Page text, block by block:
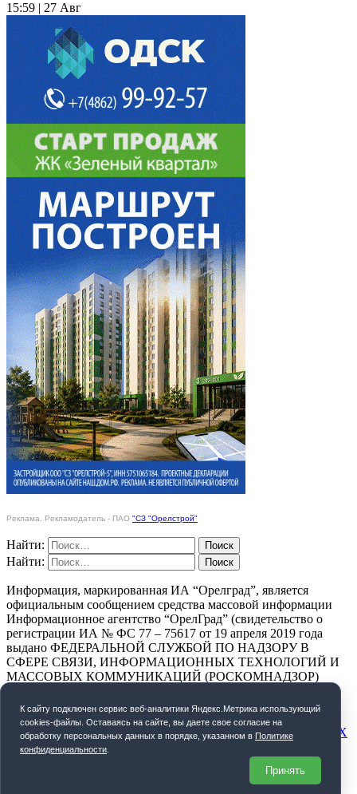
15:59 | 27 Авг
Реклама. Рекламодатель - ПАО "СЗ "Орелстрой"
Найти:
Найти:
Информация, маркированная ИА “Орелград”, является
официальным сообщением средства массовой информации
Информационное агентство “ОрелГрад” (свидетельство о
регистрации ИА № ФС 77 – 75617 от 19 апреля 2019 года
выдано ФЕДЕРАЛЬНОЙ СЛУЖБОЙ ПО НАДЗОРУ В
СФЕРЕ СВЯЗИ, ИНФОРМАЦИОННЫХ ТЕХНОЛОГИЙ И
МАССОВЫХ КОММУНИКАЦИЙ (РОСКОМНАДЗОР)
ПОЛИТИКА КОНФИДЕНЦИАЛЬНОСТИ
СОГЛАСИЕ НА ОБРАБОТКУ ПЕРСОНАЛЬНЫХ ДАННЫХ
К cайту подключен сервис веб-аналитики Яндекс.Метрика использующий
cookies-файлы. Оставаясь на сайте, вы даете свое согласие на
обработку персональных данных в порядке, указанном в Политике
конфиденциальности
Принять